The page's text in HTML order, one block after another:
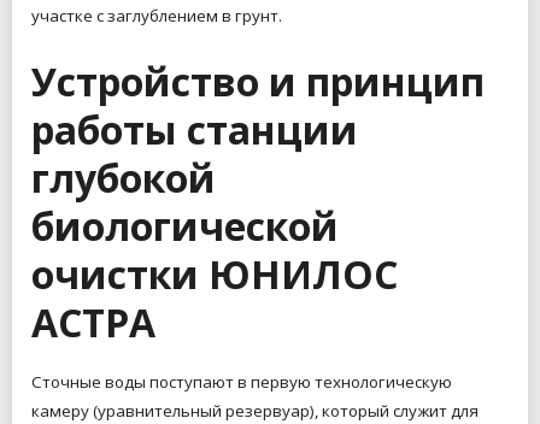
участке с заглублением в грунт.
Устройство и принцип
работы станции
глубокой
биологической
очистки ЮНИЛОС
АСТРА
Сточные воды поступают в первую технологическую
камеру (уравнительный резервуар), который служит для